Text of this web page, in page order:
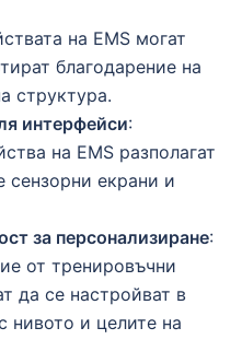
на EMS могат
благодарение на
структура.
интерфейси:
на EMS разполагат
сензорни екрани и
за персонализиране:
от тренировъчни
да се настройват в
нивото и целите на